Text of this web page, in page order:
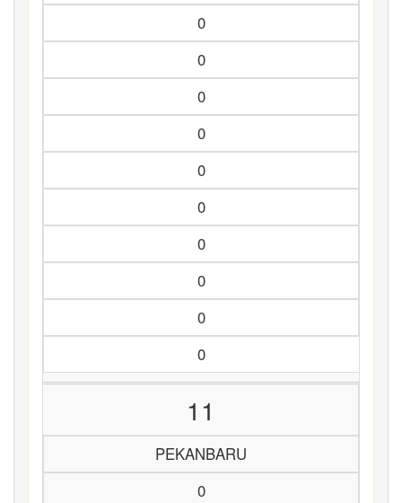
0
0
0
0
0
0
0
0
0
0
11
PEKANBARU
0